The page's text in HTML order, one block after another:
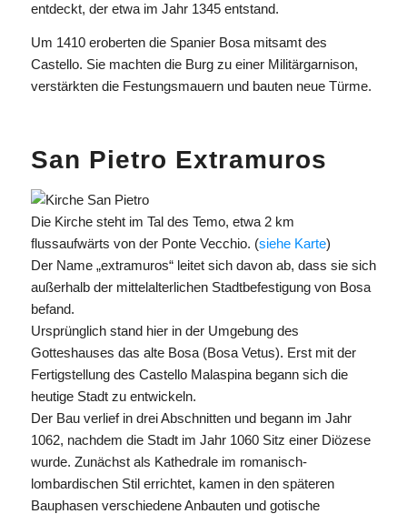
entdeckt, der etwa im Jahr 1345 entstand.
Um 1410 eroberten die Spanier Bosa mitsamt des
Castello. Sie machten die Burg zu einer Militärgarnison,
verstärkten die Festungsmauern und bauten neue Türme.
San Pietro Extramuros
Die Kirche steht im Tal des Temo, etwa 2 km
flussaufwärts von der Ponte Vecchio. (siehe Karte)
Der Name „extramuros“ leitet sich davon ab, dass sie sich
außerhalb der mittelalterlichen Stadtbefestigung von Bosa
befand.
Ursprünglich stand hier in der Umgebung des
Gotteshauses das alte Bosa (Bosa Vetus). Erst mit der
Fertigstellung des Castello Malaspina begann sich die
heutige Stadt zu entwickeln.
Der Bau verlief in drei Abschnitten und begann im Jahr
1062, nachdem die Stadt im Jahr 1060 Sitz einer Diözese
wurde. Zunächst als Kathedrale im romanisch-
lombardischen Stil errichtet, kamen in den späteren
Bauphasen verschiedene Anbauten und gotische